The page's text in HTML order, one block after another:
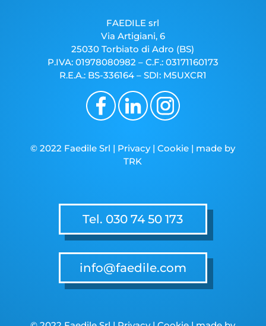
FAEDILE srl
Via Artigiani, 6
25030 Torbiato di Adro (BS)
P.IVA: 01978080982 – C.F.: 03171160173
R.E.A.: BS-336164 – SDI: M5UXCR1
© 2022 Faedile Srl | Privacy|Cookie | made by
TRK
Tel. 030 74 50 173
info@faedile.com